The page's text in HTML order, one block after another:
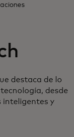
destaca de lo
desde
inteligentes y